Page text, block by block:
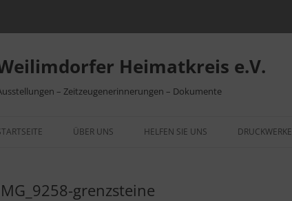
springen Heimatkreis e.V.
– Zeitzeugenerinnerungen – Dokumente
ÜBER UNS
INITIATIVEN
HELFEN SIE UNS
VEREINSLEBEN
DRUCKWERKE
grenzsteine